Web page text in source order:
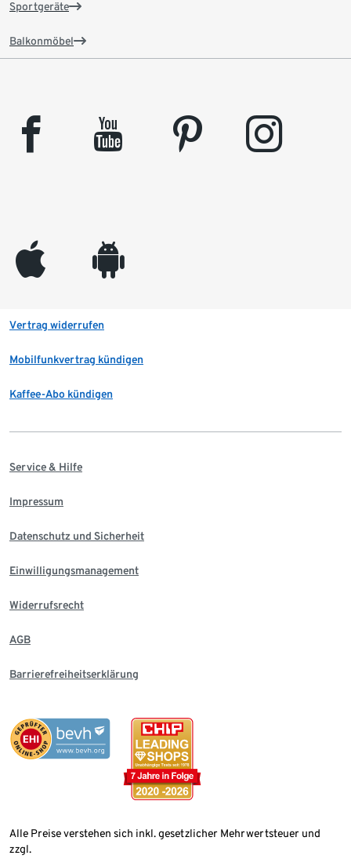
Sportgeräte
Balkonmöbel
facebook youtube pinterest instagram
appleinc android
Vertrag widerrufen
Mobilfunkvertrag kündigen
Kaffee-Abo kündigen
Service & Hilfe
Impressum
Datenschutz und Sicherheit
Einwilligungsmanagement
Widerrufsrecht
AGB
Barrierefreiheitserklärung
Alle Preise verstehen sich inkl. gesetzlicher Mehrwertsteuer und
zzgl.